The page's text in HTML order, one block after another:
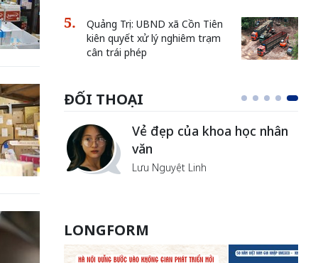
Quảng Trị: UBND xã Cồn Tiên
kiên quyết xử lý nghiêm trạm
cân trái phép
ĐỐI THOẠI
Vẻ đẹp của khoa học nhân
văn
Lưu Nguyệt Linh
LONGFORM